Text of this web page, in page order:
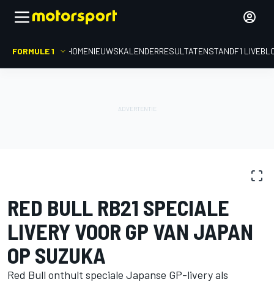
FORMULE 1 HOMENIEUWSKALENDERRESULTATENSTANDF1
RED BULL RB21 SPECIALE
LIVERY VOOR GP VAN JAPAN
OP SUZUKA
Red Bull onthult speciale Japanse GP-livery als